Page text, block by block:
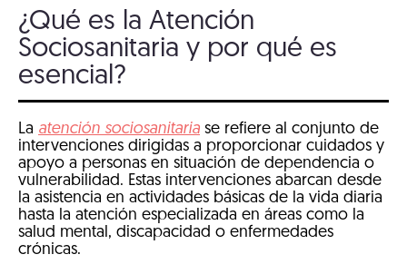
¿Qué es la Atención
Sociosanitaria y por qué es
esencial?
La atención sociosanitaria se refiere al conjunto de
intervenciones dirigidas a proporcionar cuidados y
apoyo a personas en situación de dependencia o
vulnerabilidad. Estas intervenciones abarcan desde
la asistencia en actividades básicas de la vida diaria
hasta la atención especializada en áreas como la
salud mental, discapacidad o enfermedades
crónicas.